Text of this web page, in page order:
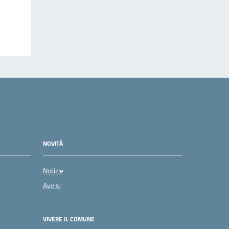
NOVITÀ
Notizie
Avvisi
VIVERE IL COMUNE